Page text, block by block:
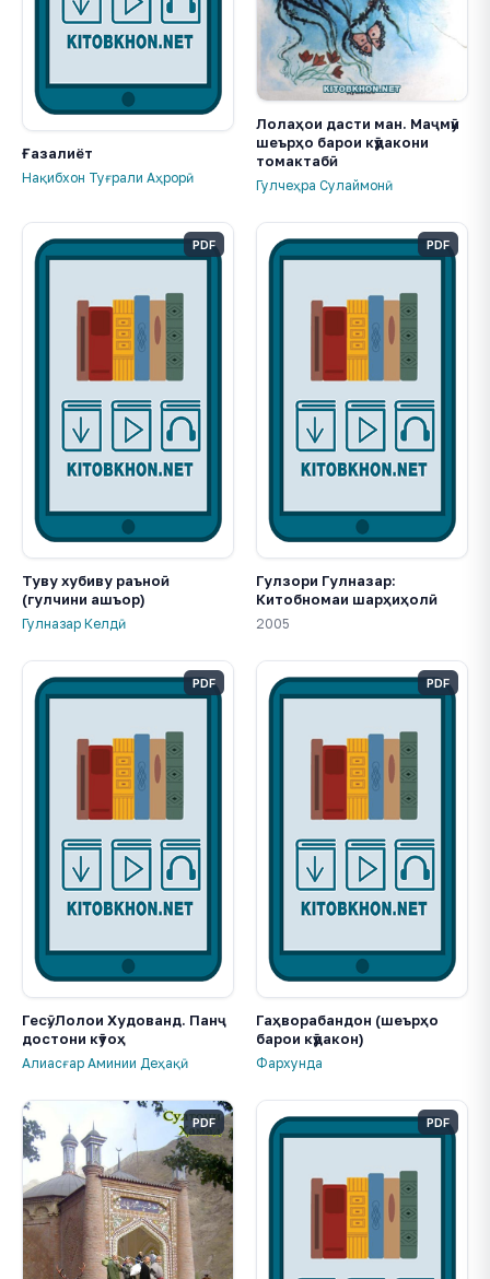
Ғазалиёт
Нақибхон Туғрали Аҳрорӣ
Лолаҳои дасти ман. Маҷмӯи
шеърҳо барои кӯдакони
томактабӣ
Гулчеҳра Сулаймонӣ
PDF
Туву хубиву раъноӣ
(гулчини ашъор)
Гулназар Келдӣ
PDF
Гулзори Гулназар:
Китобномаи шарҳиҳолӣ
2005
PDF
Гесӯ. Лолои Худованд. Панҷ
достони кӯтоҳ
Алиасғар Аминии Деҳақӣ
PDF
Гаҳворабандон (шеърҳо
барои кӯдакон)
Фархунда
PDF PDF